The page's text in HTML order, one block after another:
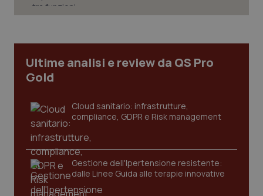
Ultime analisi e review da QS Pro
Gold
Cloud sanitario: infrastrutture,
compliance, GDPR e Risk management
Gestione dell'Ipertensione resistente:
dalle Linee Guida alle terapie innovative
tracking-sites-ironfish-
tracking-enable
www.quotidianosanita.it